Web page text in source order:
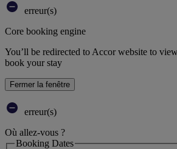
erreur(s)
Core booking engine
You’ll be redirected to Accor website to
book your stay
Fermer la fenêtre
erreur(s)
Où allez-vous ?
Booking Dates